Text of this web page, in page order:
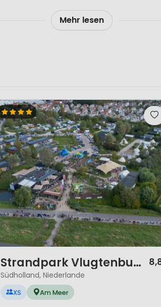
Mehr lesen
Strandpark Vlugtenburg
Südholland, Niederlande
XS Am Meer